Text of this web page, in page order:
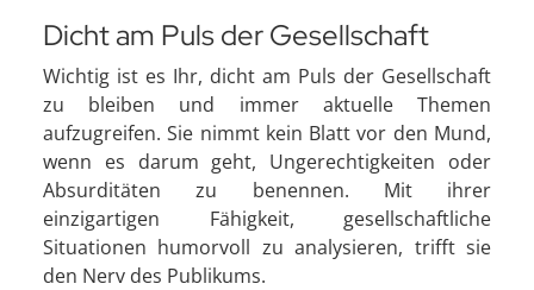
Dicht am Puls der Gesellschaft
Wichtig ist es Ihr, dicht am Puls der Gesellschaft
zu bleiben und immer aktuelle Themen
aufzugreifen. Sie nimmt kein Blatt vor den Mund,
wenn es darum geht, Ungerechtigkeiten oder
Absurditäten zu benennen. Mit ihrer
einzigartigen Fähigkeit, gesellschaftliche
Situationen humorvoll zu analysieren, trifft sie
den Nerv des Publikums.